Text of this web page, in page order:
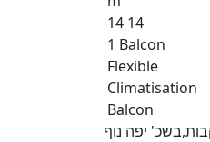
14 14
1 Balcon
Flexible
Climatisation
Balcon
מעל 50מ',מחסן צמוד,2 חניות עוקבות,בשכ' יפה נוף